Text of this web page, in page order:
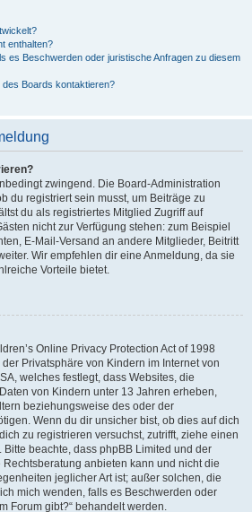
enthalten?
es Beschwerden oder juristische Anfragen zu diesem
des Boards kontaktieren?
zwingend. Die Board-Administration
du registriert sein musst, um Beiträge zu
du als registriertes Mitglied Zugriff auf
nicht zur Verfügung stehen: zum Beispiel
E-Mail-Versand an andere Mitglieder, Beitritt
Wir empfehlen dir eine Anmeldung, da sie
Vorteile bietet.
Online Privacy Protection Act of 1998
Privatsphäre von Kindern im Internet von
welches festlegt, dass Websites, die
von Kindern unter 13 Jahren erheben,
beziehungsweise des oder der
Wenn du dir unsicher bist, ob dies auf dich
zu registrieren versuchst, zutrifft, ziehe einen
beachte, dass phpBB Limited und der
anbieten kann und nicht die
jeglicher Art ist; außer solchen, die
mich wenden, falls es Beschwerden oder
Forum gibt?“ behandelt werden.